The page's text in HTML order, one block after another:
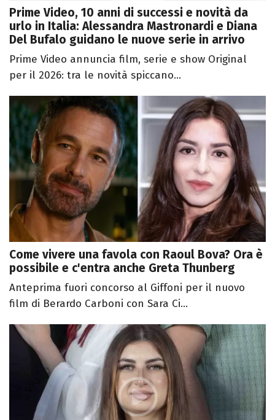
Prime Video, 10 anni di successi e novità da
urlo in Italia: Alessandra Mastronardi e Diana
Del Bufalo guidano le nuove serie in arrivo
Prime Video annuncia film, serie e show Original
per il 2026: tra le novità spiccano...
Come vivere una favola con Raoul Bova? Ora è
possibile e c'entra anche Greta Thunberg
Anteprima fuori concorso al Giffoni per il nuovo
film di Berardo Carboni con Sara Ci...